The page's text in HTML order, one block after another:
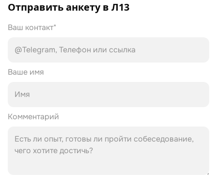
Отправить анкету в Л13
Ваш контакт*
Ваше имя
Комментарий